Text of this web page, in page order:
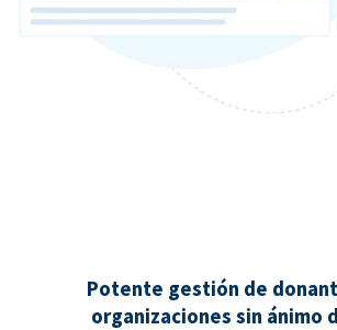
Potente gestión de
organizaciones sin ánimo